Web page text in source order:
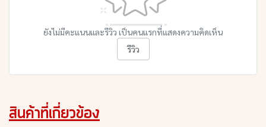
ยังไม่มีคะแนนและรีวิว เป็นคนแรกที่แสดงความคิดเห็น
รีวิว
สินค้าที่เกี่ยวข้อง